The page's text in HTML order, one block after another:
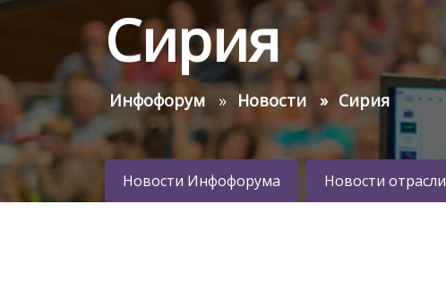
Сирия
Инфофорум Новости Сирия
Новости Инфофорума Новости отрасли